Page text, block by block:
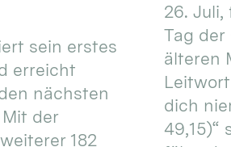
sein erstes
erreicht
nächsten
der
182
26.
Tag der
älteren
dich
49,15)“